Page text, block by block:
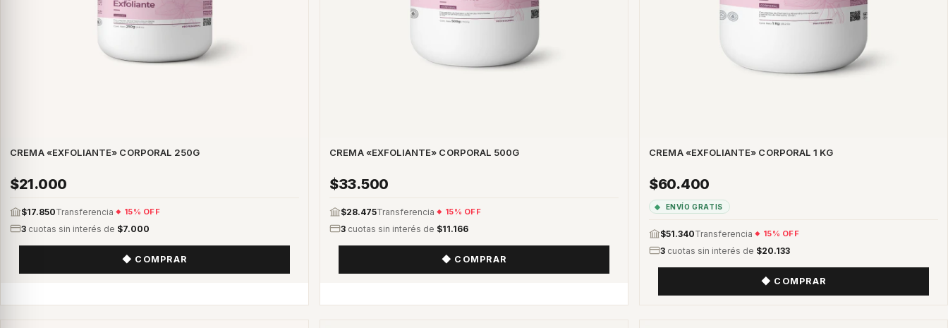
CREMA «EXFOLIANTE» CORPORAL 250G
$21.000
$17.850Transferencia 15% OFF
3 cuotas sin interés de $7.000
CREMA «EXFOLIANTE» CORPORAL 500G
$33.500
$28.475Transferencia 15% OFF
3 cuotas sin interés de $11.166
CREMA «EXFOLIANTE» CORPORAL 1 KG
$60.400
ENVÍO GRATIS
$51.340Transferencia 15% OFF
3 cuotas sin interés de $20.133